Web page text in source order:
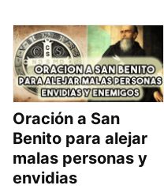
Oración a San
Benito para alejar
malas personas y
envidias